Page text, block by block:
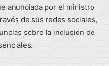
anunciada por el ministro
de sus redes sociales,
sobre la inclusión de